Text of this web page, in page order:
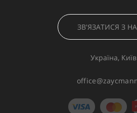
ЗВ'ЯЗАТИСЯ З
Україна, Київ